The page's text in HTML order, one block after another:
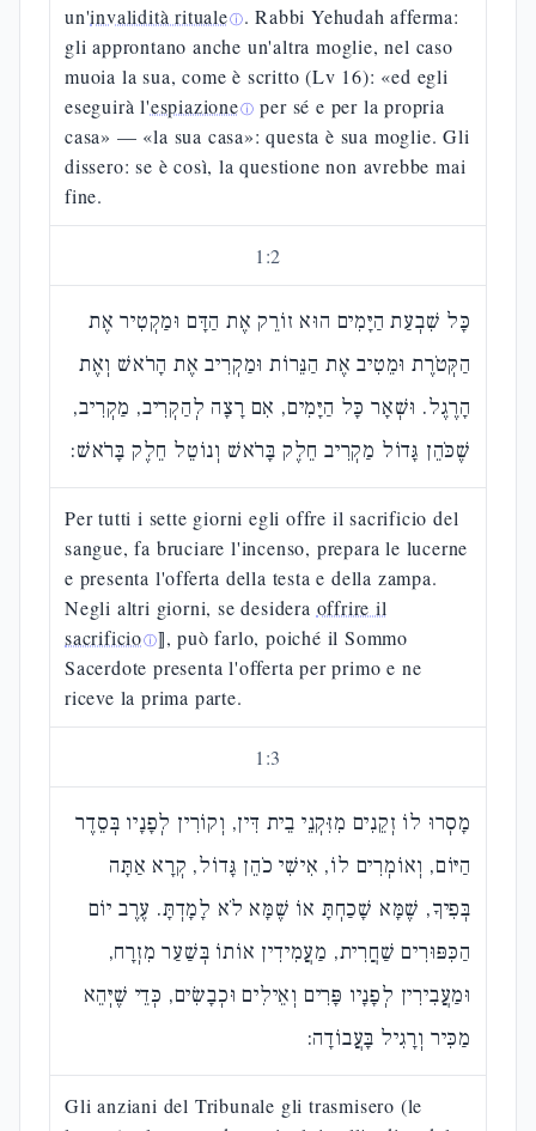
un'invalidità ritualeⓘ. Rabbi Yehudah afferma:
gli approntano anche un'altra moglie, nel caso
muoia la sua, come è scritto (Lv 16): «ed egli
eseguirà l'espiazioneⓘ per sé e per la propria
casa» — «la sua casa»: questa è sua moglie. Gli
dissero: se è così, la questione non avrebbe mai
fine.
1 :2
כָּל שִׁבְעַת הַיָּמִים הוּא זוֹרֵק אֶת הַדָּם וּמַקְטִיר אֶת
הַקְּטֹרֶת וּמֵטִיב אֶת הַנֵּרוֹת וּמַקְרִיב אֶת הָרֹאשׁ וְאֶת
הָרֶגֶל. וּשְׁאָר כָּל הַיָּמִים, אִם רָצָה לְהַקְרִיב, מַקְרִיב,
שֶׁכֹּהֵן גָּדוֹל מַקְרִיב חֵלֶק בָּרֹאשׁ וְנוֹטֵל חֵלֶק בָּרֹאשׁ:
Per tutti i sette giorni egli offre il sacrificio del
sangue, fa bruciare l'incenso, prepara le lucerne
e presenta l'offerta della testa e della zampa.
Negli altri giorni, se desidera offrire il
sacrificioⓘ⟧, può farlo, poiché il Sommo
Sacerdote presenta l'offerta per primo e ne
riceve la prima parte.
1 :3
מָסְרוּ לוֹ זְקֵנִים מִזִּקְנֵי בֵית דִּין, וְקוֹרִין לְפָנָיו בְּסֵדֶר
הַיּוֹם, וְאוֹמְרִים לוֹ, אִישִׁי כֹהֵן גָּדוֹל, קְרָא אַתָּה
בְּפִיךָ, שֶׁמָּא שָׁכַחְתָּ אוֹ שֶׁמָּא לֹא לָמָדְתָּ. עֶרֶב יוֹם
הַכִּפּוּרִים שַׁחֲרִית, מַעֲמִידִין אוֹתוֹ בְּשַׁעַר מִזְרָח,
וּמַעֲבִירִין לְפָנָיו פָּרִים וְאֵילִים וּכְבָשִׂים, כְּדֵי שֶׁיְּהֵא
מַכִּיר וְרָגִיל בָּעֲבוֹדָה:
Gli anziani del Tribunale gli trasmisero (le